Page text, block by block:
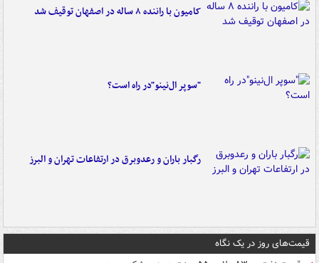
کامیون با راننده ۸ ساله در اصفهان توقیف شد
"سوپر ال‌نینو"در راه است؟
رگبار باران و رعدوبرق در ارتفاعات تهران و البرز
قیمت‌های روز در یک نگاه